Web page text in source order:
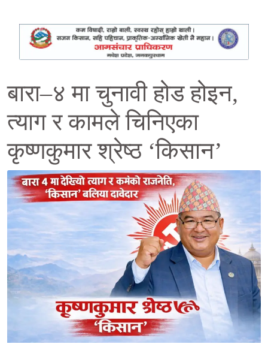
बारा–४ मा चुनावी होड होइन,
त्याग र कामले चिनिएका
कृष्णकुमार श्रेष्ठ ‘किसान’